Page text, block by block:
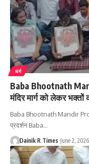
धर्म
Baba Bhootnath
मंदिर मार्ग को लेकर भक्तों
Baba Bhootnath Mandir
प्रदर्शन Baba…
Dainik R Times June 2, 2026